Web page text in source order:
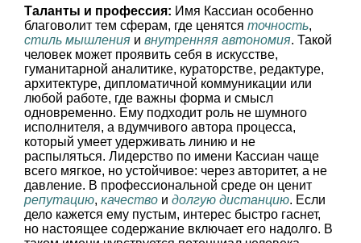
Таланты и профессия: Имя Кассиан особенно
благоволит тем сферам, где ценятся точность,
стиль мышления и внутренняя автономия. Такой
человек может проявить себя в искусстве,
гуманитарной аналитике, кураторстве, редактуре,
архитектуре, дипломатичной коммуникации или
любой работе, где важны форма и смысл
одновременно. Ему подходит роль не шумного
исполнителя, а вдумчивого автора процесса,
который умеет удерживать линию и не
распыляться. Лидерство по имени Кассиан чаще
всего мягкое, но устойчивое: через авторитет, а не
давление. В профессиональной среде он ценит
репутацию, качество и долгую дистанцию. Если
дело кажется ему пустым, интерес быстро гаснет,
но настоящее содержание включает его надолго. В